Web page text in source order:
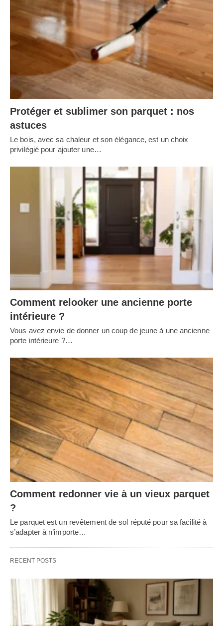
Protéger et sublimer son parquet : nos
astuces
Le bois, avec sa chaleur et son élégance, est un choix
privilégié pour ajouter une…
Comment relooker une ancienne porte
intérieure ?
Vous avez envie de donner un coup de jeune à une ancienne
porte intérieure ?…
Comment redonner vie à un vieux parquet
?
Le parquet est un revêtement de sol réputé pour sa facilité à
s’adapter à n’importe…
RECENT POSTS